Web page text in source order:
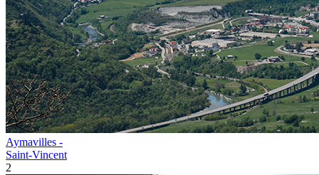
Aymavilles -
Saint‑Vincent
2